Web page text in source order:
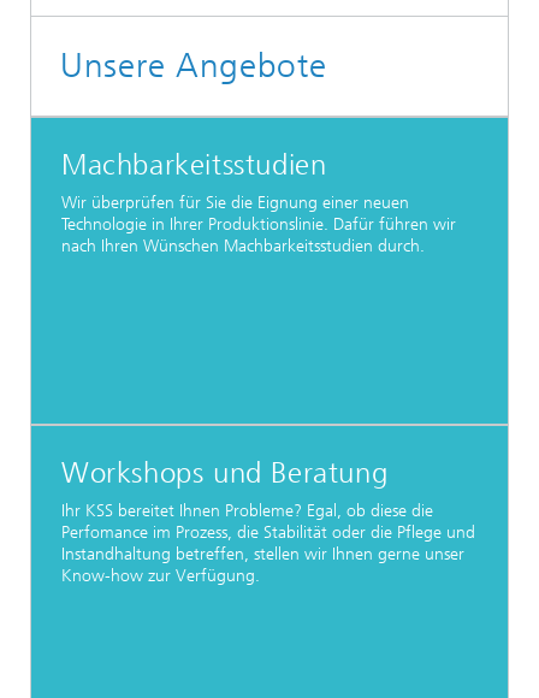
Unsere Angebote
Machbarkeitsstudien
Wir überprüfen für Sie die Eignung einer neuen
Technologie in Ihrer Produktionslinie. Dafür führen wir
nach Ihren Wünschen Machbarkeitsstudien durch.
Workshops und Beratung
Ihr KSS bereitet Ihnen Probleme? Egal, ob diese die
Perfomance im Prozess, die Stabilität oder die Pflege und
Instandhaltung betreffen, stellen wir Ihnen gerne unser
Know-how zur Verfügung.